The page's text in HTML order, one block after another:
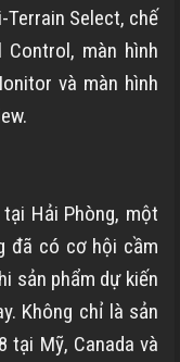
Select, chế
màn hình
và màn hình
Hải Phòng, một
đã có cơ hội cầm
sản phẩm dự kiến
Không chỉ là sản
tại Mỹ, Canada và